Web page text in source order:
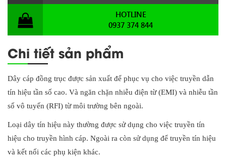
HOTLINE
0937 374 844
Chi tiết sản phẩm
Dây cáp đồng trục được sản xuất để phục vụ cho việc truyền dẫn
tín hiệu tần số cao. Và ngăn chặn nhiễu điện từ (EMI) và nhiễu tần
số vô tuyến (RFI) từ môi trường bên ngoài.
Loại dây tín hiệu này thường được sử dụng cho việc truyền tín
hiệu cho truyền hình cáp. Ngoài ra còn sử dụng để truyền tín hiệu
và kết nối các phụ kiện khác.